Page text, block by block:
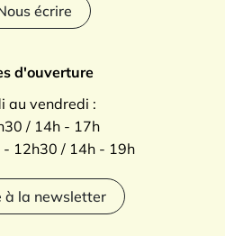
écrire
d'ouverture
au vendredi :
/ 14h - 17h
- 12h30 / 14h - 19h
à la newsletter